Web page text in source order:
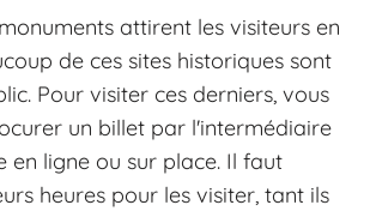
attirent les visiteurs en
de ces sites historiques sont
Pour visiter ces derniers, vous
un billet par l'intermédiaire
en ligne ou sur place. Il faut
heures pour les visiter, tant ils